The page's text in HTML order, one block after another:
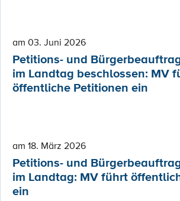
am 03. Juni 2026
Petitions- und
im Landtag beschlossen: MV
öffentliche Petitionen ein
am 18. März 2026
Petitions- und
im Landtag: MV führt
ein